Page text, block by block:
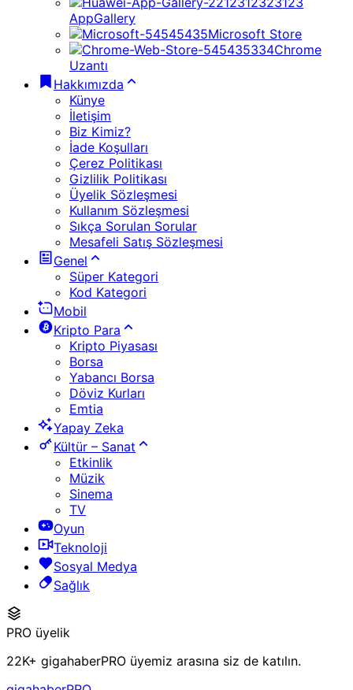
AppGallery
Microsoft Store
Chrome
Uzantı
Hakkımızda
Künye
İletişim
Biz Kimiz?
İade Koşulları
Çerez Politikası
Gizlilik Politikası
Üyelik Sözleşmesi
Kullanım Sözleşmesi
Sıkça Sorulan Sorular
Mesafeli Satış Sözleşmesi
Genel
Süper Kategori
Kod Kategori
Mobil
Kripto Para
Kripto Piyasası
Borsa
Yabancı Borsa
Döviz Kurları
Emtia
Yapay Zeka
Kültür – Sanat
Etkinlik
Müzik
Sinema
TV
Oyun
Teknoloji
Sosyal Medya
Sağlık
PRO üyelik
22K+ gigahaberPRO üyemiz arasına siz de katılın.